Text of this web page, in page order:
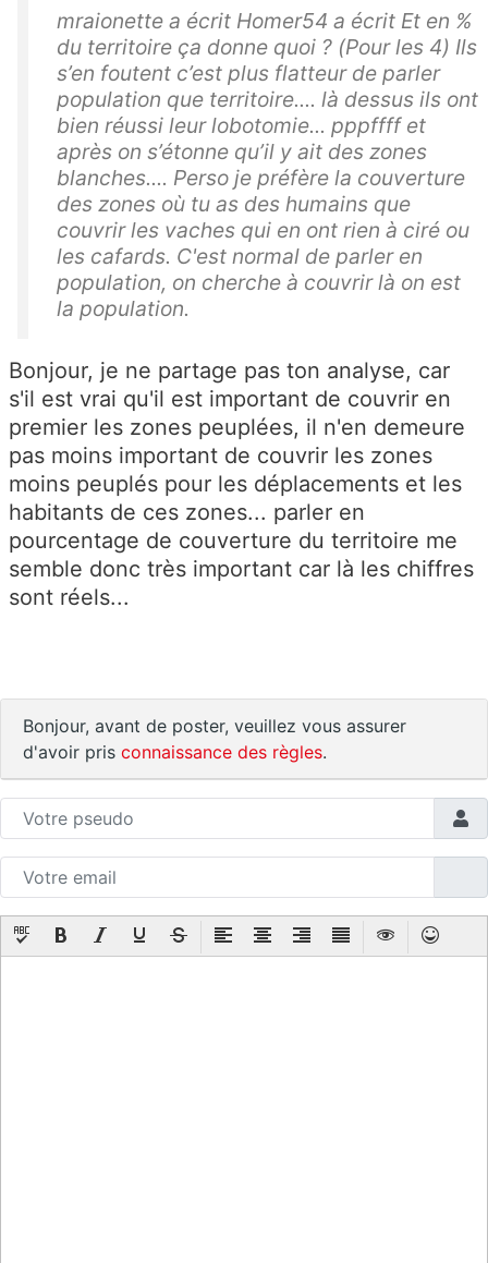
mraionette a écrit Homer54 a écrit Et en %
du territoire ça donne quoi ? (Pour les 4) Ils
s’en foutent c’est plus flatteur de parler
population que territoire.... là dessus ils ont
bien réussi leur lobotomie... pppffff et
après on s’étonne qu’il y ait des zones
blanches.... Perso je préfère la couverture
des zones où tu as des humains que
couvrir les vaches qui en ont rien à ciré ou
les cafards. C'est normal de parler en
population, on cherche à couvrir là on est
la population.
Bonjour, je ne partage pas ton analyse, car
s'il est vrai qu'il est important de couvrir en
premier les zones peuplées, il n'en demeure
pas moins important de couvrir les zones
moins peuplés pour les déplacements et les
habitants de ces zones... parler en
pourcentage de couverture du territoire me
semble donc très important car là les chiffres
sont réels...
Bonjour, avant de poster, veuillez vous assurer
d'avoir pris connaissance des règles.